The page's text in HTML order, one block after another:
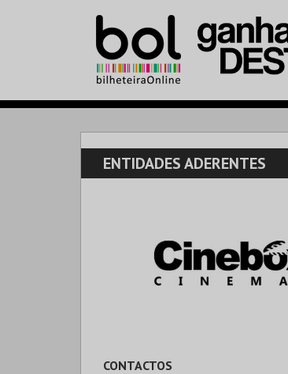
ENTIDADES ADERENTES
CONTACTOS